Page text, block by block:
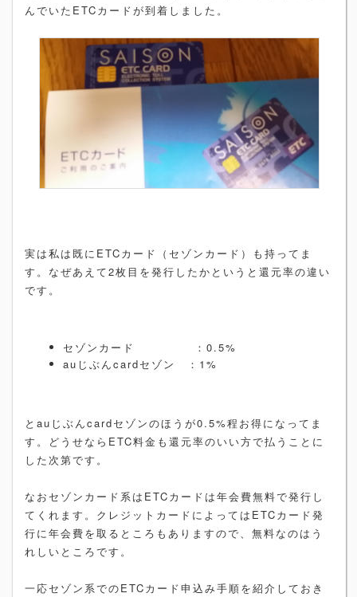
んでいたETCカードが到着しました。
実は私は既にETCカード（セゾンカード）も持ってま
す。なぜあえて2枚目を発行したかというと還元率の違い
です。
セゾンカード ：0.5%
auじぶんcardセゾン ：1%
とauじぶんcardセゾンのほうが0.5%程お得になってま
す。どうせならETC料金も還元率のいい方で払うことに
した次第です。
なおセゾンカード系はETCカードは年会費無料で発行し
てくれます。クレジットカードによってはETCカード発
行に年会費を取るところもありますので、無料なのはう
れしいところです。
一応セゾン系でのETCカード申込み手順を紹介しておき